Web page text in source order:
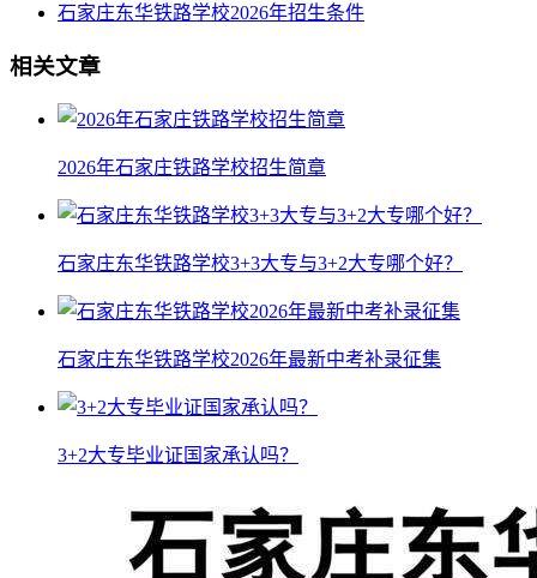
石家庄东华铁路学校2026年招生条件
相关文章
2026年石家庄铁路学校招生简章
石家庄东华铁路学校3+3大专与3+2大专哪个好？
石家庄东华铁路学校2026年最新中考补录征集
3+2大专毕业证国家承认吗？